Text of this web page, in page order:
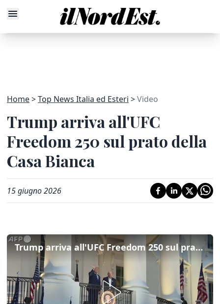
Home Top News Italia ed Esteri Video
Trump arriva all'UFC
Freedom 250 sul prato della
Casa Bianca
15 giugno 2026
Trump arriva all'UFC Freedom 250 sul prato della Casa Bianca